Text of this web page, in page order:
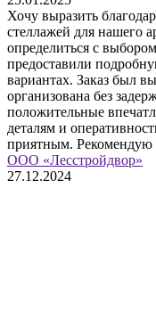
Хочу выразить
стеллажей для нашего
определиться с
предоставили
вариантах. Заказ был
организована без
положительные
деталям и
приятным. Рекомендую
ООО «Лесстройдвор»
27.12.2024